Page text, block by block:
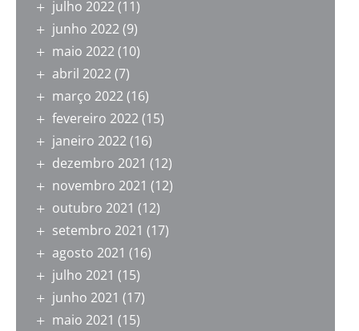
julho 2022(11)
junho 2022(9)
maio 2022(10)
abril 2022(7)
março 2022(16)
fevereiro 2022(15)
janeiro 2022(16)
dezembro 2021 (12)
novembro 2021 (12)
outubro 2021 (12)
setembro 2021 (17)
agosto 2021 (16)
julho 2021 (15)
junho 2021 (17)
maio 2021 (15)